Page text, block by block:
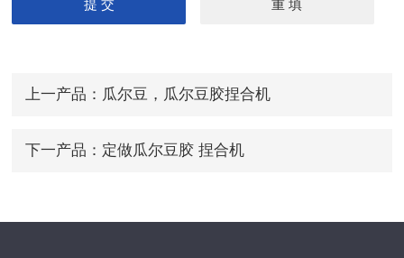
上一产品： 瓜尔豆，瓜尔豆胶捏合机
下一产品： 定做瓜尔豆胶 捏合机